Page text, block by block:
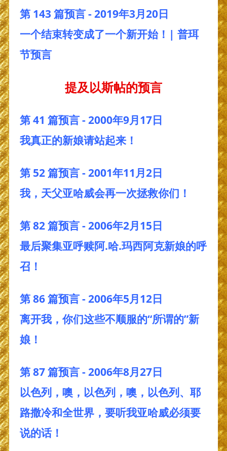
第 143 篇预言 - 2019年3月20日
一个结束转变成了一个新开始！| 普珥
节预言
提及以斯帖的预言
第 41 篇预言 - 2000年9月17日
我真正的新娘请站起来！
第 52 篇预言 - 2001年11月2日
我，天父亚哈威会再一次拯救你们！
第 82 篇预言 - 2006年2月15日
最后聚集亚呼赎阿.哈.玛西阿克新娘的呼
召！
第 86 篇预言 - 2006年5月12日
离开我，你们这些不顺服的“所谓的”新
娘！
第 87 篇预言 - 2006年8月27日
以色列，噢，以色列，噢，以色列、耶
路撒冷和全世界，要听我亚哈威必须要
说的话！